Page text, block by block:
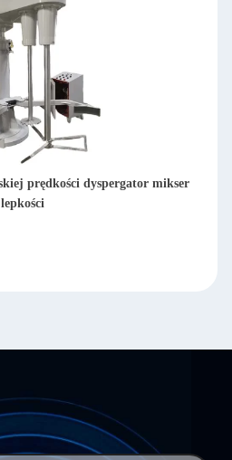
prędkości dyspergator mikser